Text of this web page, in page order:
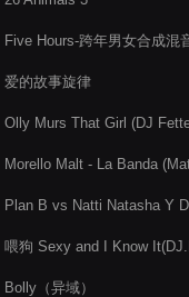
Five Hours-跨年男女合成混
爱的故事旋律
Olly Murs That Girl (DJ
Morello Malt - La Banda
Plan B vs Natti Natasha Y
喂狗 Sexy and I Know
Bolly（异域）